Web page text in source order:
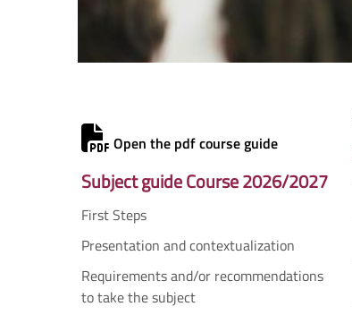
Open the pdf course guide
Subject guide Course 2026/2027
First Steps
Presentation and contextualization
Requirements and/or recommendations
to take the subject